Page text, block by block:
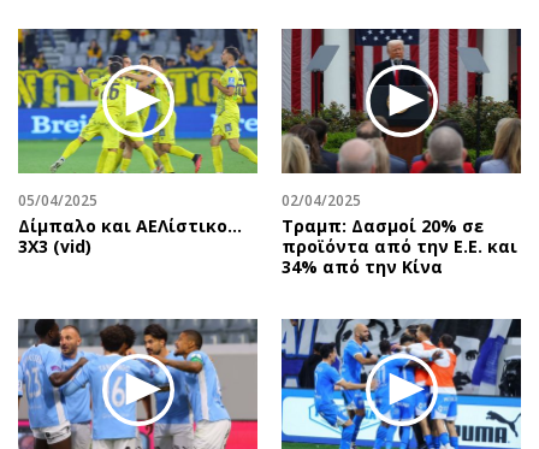
05/04/2025
Δίμπαλο και ΑΕΛίστικο...
3Χ3 (vid)
02/04/2025
Τραμπ: Δασμοί 20% σε
προϊόντα από την Ε.Ε. και
34% από την Κίνα